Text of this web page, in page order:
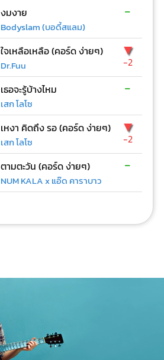
งมงาย
Bodyslam (บอดี้สแลม)
-
ใจเหลือเหลือ (คอร์ด ง่ายๆ)
Dr.Fuu
▼
-2
เธอจะรู้บ้างไหม
เสก โลโซ
-
เหงา คิดถึง รอ (คอร์ด ง่ายๆ)
เสก โลโซ
▼
-2
ตามตะวัน (คอร์ด ง่ายๆ)
NUM KALA x แอ๊ด คาราบาว
-